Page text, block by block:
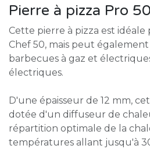
Pierre à pizza Pro
Cette pierre à pizza est idéale
Chef 50, mais peut
barbecues à gaz et
électriques.
D'une épaisseur de 12 mm,
dotée d'un diffuseur de
répartition optimale de la
températures allant jusqu'à